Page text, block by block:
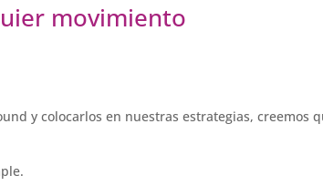
movimiento
y colocarlos en nuestras estrategias, creemos